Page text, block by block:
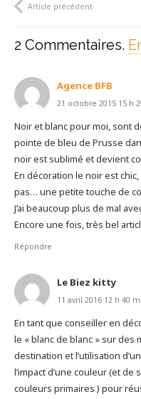
Article précédent
2 Commentaires.
Agence BFB
21 octobre 2015 15 h
Noir et blanc pour moi, sont
pointe de bleu de Prusse
noir est sublimé et devient
En décoration le noir est
pas… une petite touche de
J’ai beaucoup plus de mal
Encore une fois, très bel
Répondre
Le Biez kitty
11 avril 2016 12 h 40
En tant que conseiller en
le « blanc de blanc » sur
destination et l’utilisation
l’impact d’une couleur (et
couleurs primaires ) pour